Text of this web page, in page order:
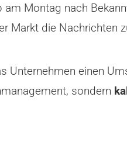
Montag nach
Markt die Nachrichten
Unternehmen einen
sondern